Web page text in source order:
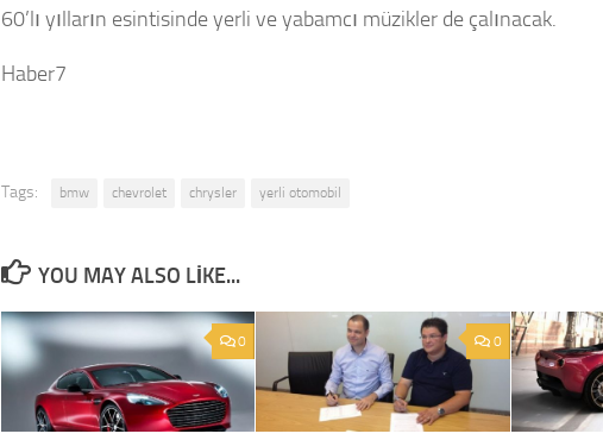
60’lı yılların esintisinde yerli ve yabamcı müzikler de çalınacak.
Haber7
Tags: bmw chevrolet chrysler yerli otomobil
YOU MAY ALSO LIKE...
0 0